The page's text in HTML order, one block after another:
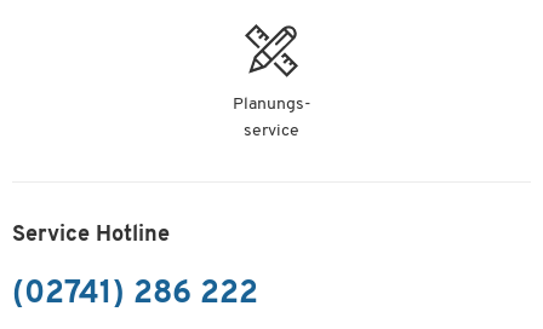
Planungs-
service
Service Hotline
(02741) 286 222